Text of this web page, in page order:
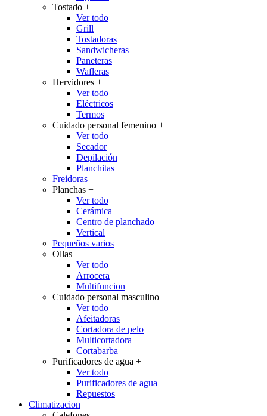
Tostado +
Ver todo
Grill
Tostadoras
Sandwicheras
Paneteras
Wafleras
Hervidores +
Ver todo
Eléctricos
Termos
Cuidado personal femenino +
Ver todo
Secador
Depilación
Planchitas
Freidoras
Planchas +
Ver todo
Cerámica
Centro de planchado
Vertical
Pequeños varios
Ollas +
Ver todo
Arrocera
Multifuncion
Cuidado personal masculino +
Ver todo
Afeitadoras
Cortadora de pelo
Multicortadora
Cortabarba
Purificadores de agua +
Ver todo
Purificadores de agua
Repuestos
Climatizacion